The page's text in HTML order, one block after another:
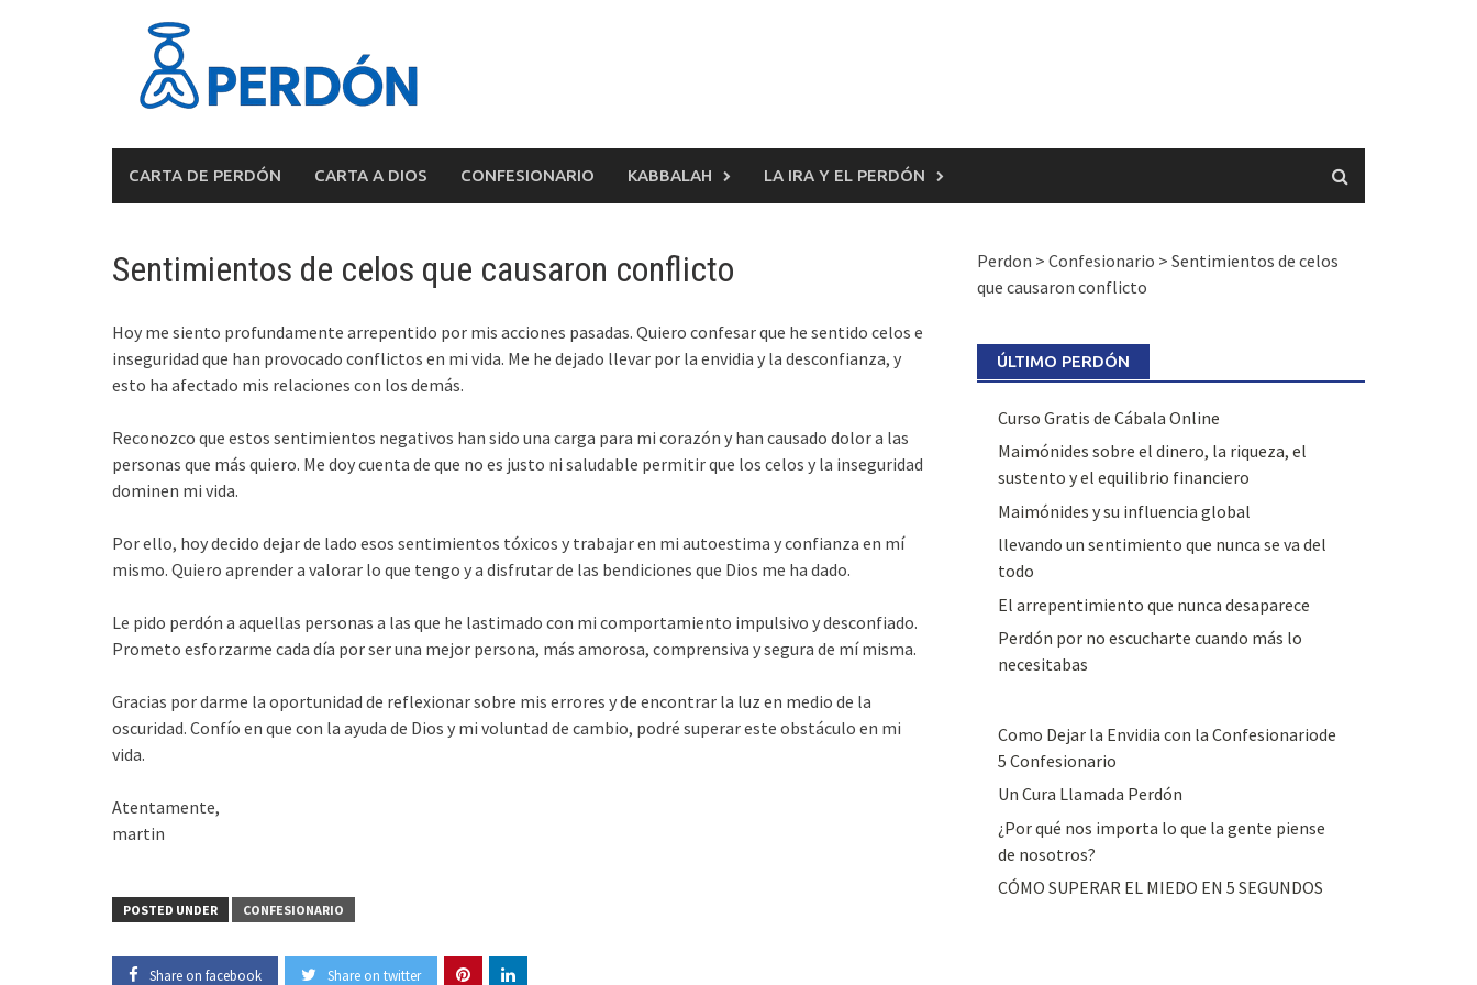
CARTA DE PERDÓN CARTA A DIOS CONFESIONARIO KABBALAH LA IRA Y EL PERDÓN
Sentimientos de celos que causaron conflicto
Hoy me siento profundamente arrepentido por mis acciones pasadas. Quiero confesar que he sentido celos e
inseguridad que han provocado conflictos en mi vida. Me he dejado llevar por la envidia y la desconfianza, y
esto ha afectado mis relaciones con los demás.
Reconozco que estos sentimientos negativos han sido una carga para mi corazón y han causado dolor a las
personas que más quiero. Me doy cuenta de que no es justo ni saludable permitir que los celos y la inseguridad
dominen mi vida.
Por ello, hoy decido dejar de lado esos sentimientos tóxicos y trabajar en mi autoestima y confianza en mí
mismo. Quiero aprender a valorar lo que tengo y a disfrutar de las bendiciones que Dios me ha dado.
Le pido perdón a aquellas personas a las que he lastimado con mi comportamiento impulsivo y desconfiado.
Prometo esforzarme cada día por ser una mejor persona, más amorosa, comprensiva y segura de mí misma.
Gracias por darme la oportunidad de reflexionar sobre mis errores y de encontrar la luz en medio de la
oscuridad. Confío en que con la ayuda de Dios y mi voluntad de cambio, podré superar este obstáculo en mi
vida.
Atentamente,
martin
POSTED UNDER CONFESIONARIO
Share on facebook Share on twitter
Perdon > Confesionario > Sentimientos de celos
que causaron conflicto
ÚLTIMO PERDÓN
Curso Gratis de Cábala Online
Maimónides sobre el dinero, la riqueza, el
sustento y el equilibrio financiero
Maimónides y su influencia global
llevando un sentimiento que nunca se va del
todo
El arrepentimiento que nunca desaparece
Perdón por no escucharte cuando más lo
necesitabas
Como Dejar la Envidia con la Confesionariode
5 Confesionario
Un Cura Llamada Perdón
¿Por qué nos importa lo que la gente piense
de nosotros?
CÓMO SUPERAR EL MIEDO EN 5 SEGUNDOS